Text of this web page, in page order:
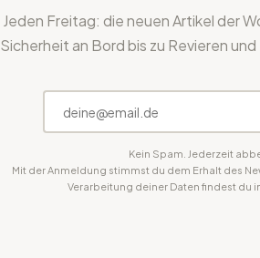
Jeden Freitag: die neuen Artikel der
Sicherheit an Bord bis zu Revieren
Kein Spam. Jederzeit
Mit der Anmeldung stimmst du dem Erhalt des
Verarbeitung deiner Daten findest du